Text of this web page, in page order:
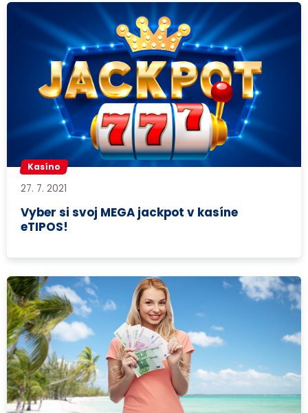
Kasíno
27. 7. 2021
Vyber si svoj MEGA jackpot v kasíne
eTIPOS!